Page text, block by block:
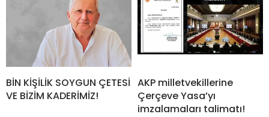
BİN KİŞİLİK SOYGUN ÇETESİ
VE BİZİM KADERİMİZ!
AKP milletvekillerine
Çerçeve Yasa’yı
imzalamaları talimatı!